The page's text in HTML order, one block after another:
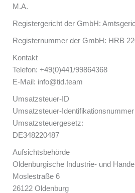
M.A.
Registergericht der GmbH:
Registernummer der GmbH: HRB
Kontakt
Telefon: +49(0)441/99864368
E-Mail: info@tid.team
Umsatzsteuer-ID
Umsatzsteuer-
Umsatzsteuergesetz:
DE348220487
Aufsichtsbehörde
Oldenburgische Industrie- und
Moslestraße 6
26122 Oldenburg